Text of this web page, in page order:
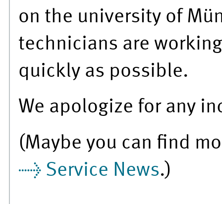
on the university of
technicians are
quickly as possible.
We apologize for any
(Maybe you can find
Service News.)